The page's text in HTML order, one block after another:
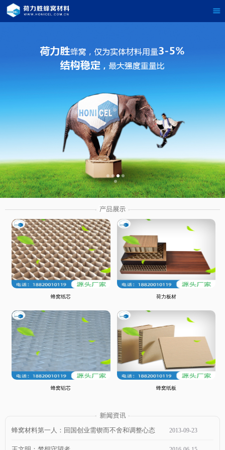
茶
蜂窝纸芯 荷力板材
蜂窝铝芯 蜂窝纸板
蜂窝材料第一人：回国创业需锲而不舍和调整心态 2013-09-23